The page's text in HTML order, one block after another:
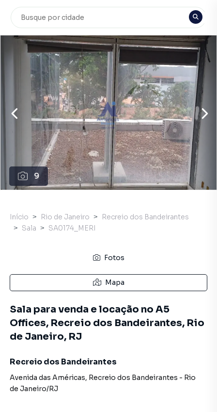
9
Início Rio de Janeiro
Recreio dos Bandeirantes
Sala
SA0174_MERI
Fotos
Mapa
Sala para venda e locação no A5
Offices, Recreio dos Bandeirantes, Rio
de Janeiro, RJ
Recreio dos Bandeirantes
Avenida das Américas, Recreio dos Bandeirantes - Rio
de Janeiro/RJ